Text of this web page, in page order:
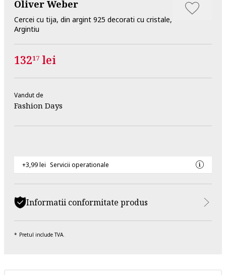
Oliver Weber
Cercei cu tija, din argint 925 decorati cu cristale,
Argintiu
13217 lei
Vandut de
Fashion Days
+3,99 lei Servicii operationale
Informatii conformitate produs
Pretul include TVA.